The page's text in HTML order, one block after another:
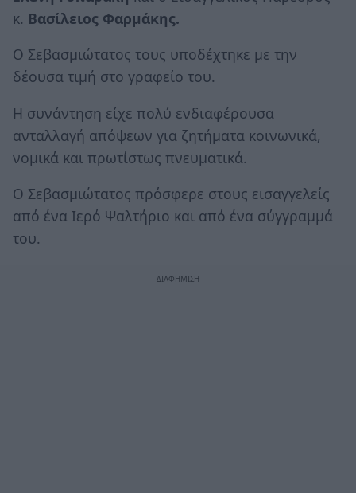
κ. Βασίλειος Φαρμάκης.
Ο Σεβασμιώτατος τους υποδέχτηκε με την
δέουσα τιμή στο γραφείο του.
Η συνάντηση είχε πολύ ενδιαφέρουσα
ανταλλαγή απόψεων για ζητήματα κοινωνικά,
νομικά και πρωτίστως πνευματικά.
Ο Σεβασμιώτατος πρόσφερε στους εισαγγελείς
από ένα Ιερό Ψαλτήριο και από ένα σύγγραμμά
του.